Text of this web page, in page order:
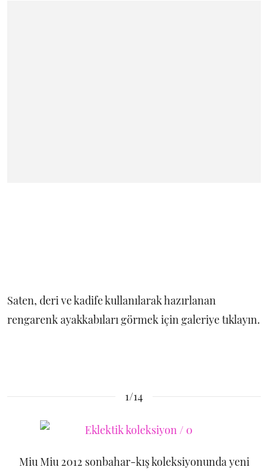
Saten, deri ve kadife kullanılarak hazırlanan
rengarenk ayakkabıları görmek için galeriye tıklayın.
1/14
Miu Miu 2012 sonbahar-kış koleksiyonunda yeni